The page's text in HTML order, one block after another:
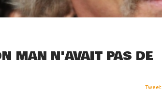
MAN N'AVAIT PAS DE
Tweet